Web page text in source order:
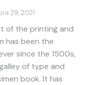
29, 2021
of the printing and
has been the
since the 1500s,
of type and
book. It has